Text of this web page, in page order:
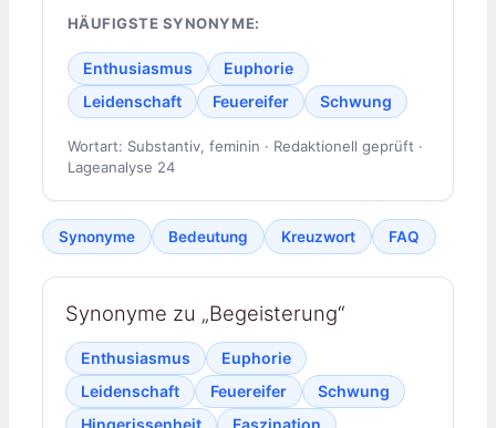
HÄUFIGSTE SYNONYME:
Enthusiasmus
Euphorie
Leidenschaft
Feuereifer Schwung
Wortart: Substantiv, feminin · Redaktionell geprüft ·
Lageanalyse 24
Synonyme Bedeutung Kreuzwort FAQ
Synonyme zu „Begeisterung“
Enthusiasmus
Euphorie
Leidenschaft
Feuereifer
Schwung
Hingerissenheit
Faszination